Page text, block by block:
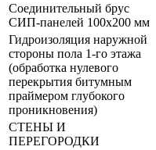
Соединительный брус
СИП-панелей 100х200 мм
Гидроизоляция наружной
стороны пола 1-го этажа
(обработка нулевого
перекрытия битумным
праймером глубокого
проникновения)
СТЕНЫ И
ПЕРЕГОРОДКИ